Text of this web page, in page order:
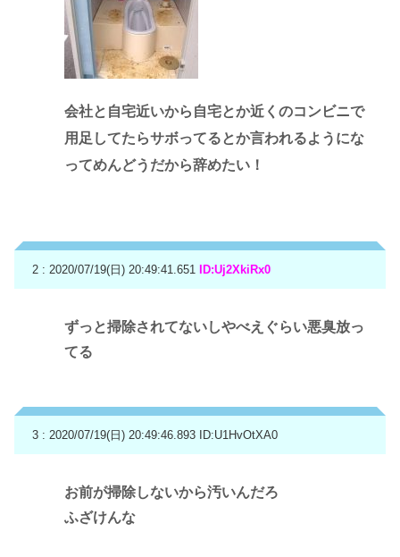
会社と自宅近いから自宅とか近くのコンビニで
用足してたらサボってるとか言われるようにな
ってめんどうだから辞めたい！
2 : 2020/07/19(日) 20:49:41.651 ID:Uj2XkiRx0
ずっと掃除されてないしやべえぐらい悪臭放っ
てる
3 : 2020/07/19(日) 20:49:46.893 ID:U1HvOtXA0
お前が掃除しないから汚いんだろ
ふざけんな